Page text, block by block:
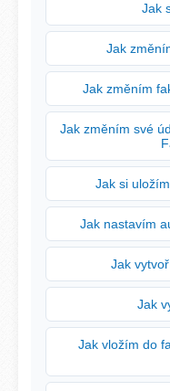
Jak
Jak
Jak změním
Jak změním své
Jak si
Jak nastavím
Jak
Jak
Jak vložím do